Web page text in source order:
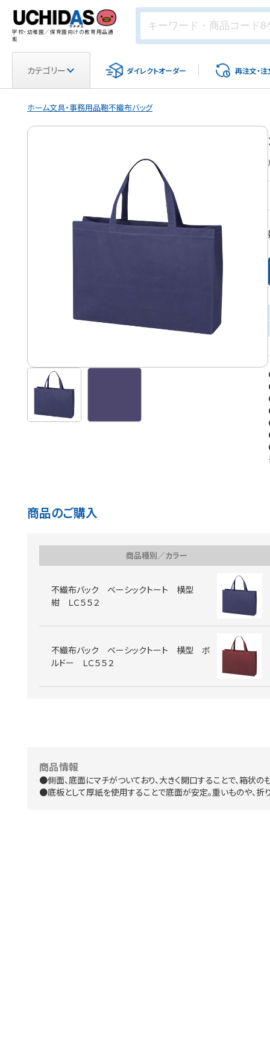
学校・幼稚園／保育園向けの教育用品通
販
カテゴリー ダイレクトオーダー 再注文・注
ホーム文具・事務用品鞄不織布バッグ
商品のご購入
商品種別／カラー
不織布バック ベーシックトート 横型
紺 ＬＣ５５２
不織布バック ベーシックトート 横型 ボ
ルドー ＬＣ５５２
商品情報
●側面、底面にマチがついており、大きく開口することで、箱状の
●底板として厚紙を使用することで底面が安定。重いものや、折